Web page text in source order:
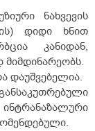
ნახვევის
დიდი ხნით
კანიდან,
დაუშვებელია.